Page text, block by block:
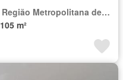
Região Imediata de São Paulo, Região Metropolitana de São Paulo
105 m²